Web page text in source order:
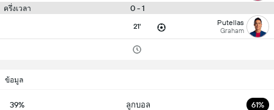
ครึ่งเวลา 0 - 1
21' Putellas
Graham
ข้อมูล
39% ลูกบอล 61%